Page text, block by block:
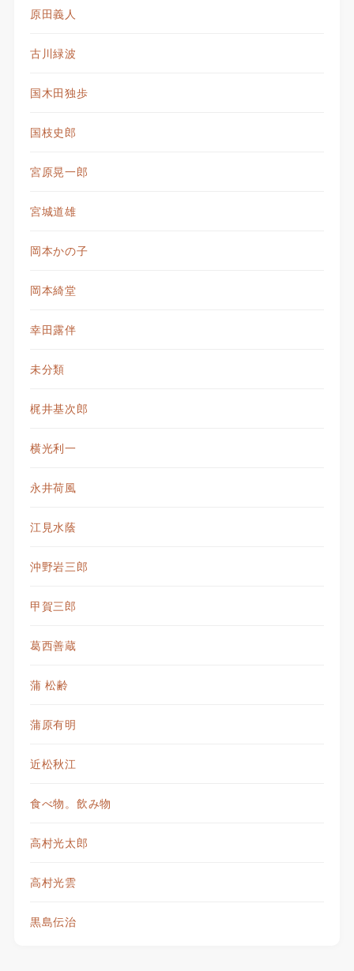
原田義人
古川緑波
国木田独歩
国枝史郎
宮原晃一郎
宮城道雄
岡本かの子
岡本綺堂
幸田露伴
未分類
梶井基次郎
横光利一
永井荷風
江見水蔭
沖野岩三郎
甲賀三郎
葛西善蔵
蒲 松齢
蒲原有明
近松秋江
食べ物。飲み物
高村光太郎
高村光雲
黒島伝治